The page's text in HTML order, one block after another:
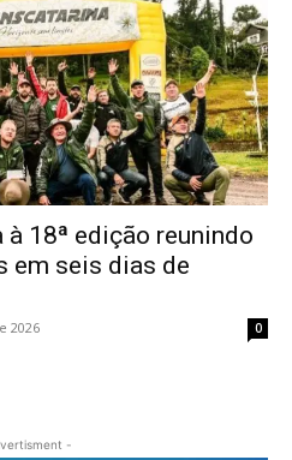
18ª edição reunindo
em seis dias de
2026 0
-